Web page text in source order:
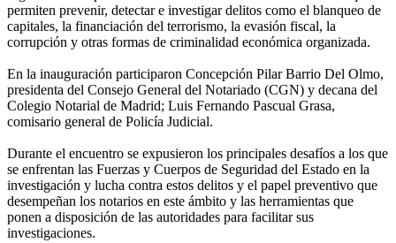
permiten prevenir, detectar e investigar delitos como el blanqueo de
capitales, la financiación del terrorismo, la evasión fiscal, la
corrupción y otras formas de criminalidad económica organizada.
En la inauguración participaron Concepción Pilar Barrio Del Olmo,
presidenta del Consejo General del Notariado (CGN) y decana del
Colegio Notarial de Madrid; Luis Fernando Pascual Grasa,
comisario general de Policía Judicial.
Durante el encuentro se expusieron los principales desafíos a los que
se enfrentan las Fuerzas y Cuerpos de Seguridad del Estado en la
investigación y lucha contra estos delitos y el papel preventivo que
desempeñan los notarios en este ámbito y las herramientas que
ponen a disposición de las autoridades para facilitar sus
investigaciones.